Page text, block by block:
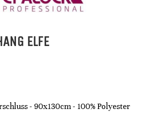
ELFE
- 90x130cm - 100% Polyester